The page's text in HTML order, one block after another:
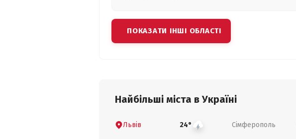
ПОКАЗАТИ ІНШІ ОБЛАСТІ
Найбільші міста в Україні
Львів 24° Сімферополь